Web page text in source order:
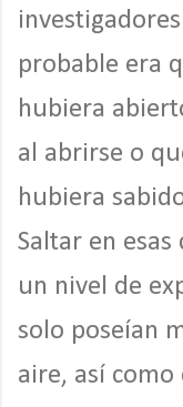
probable era
hubiera
al abrirse o
hubiera
Saltar en
un nivel de
solo poseían
aire, así como